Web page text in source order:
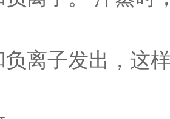
负离子发出，这